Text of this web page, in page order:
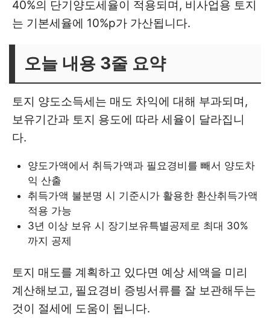
40%의 단기양도세율이 적용되며, 비사업용 토지
는 기본세율에 10%p가 가산됩니다.
오늘 내용 3줄 요약
토지 양도소득세는 매도 차익에 대해 부과되며,
보유기간과 토지 용도에 따라 세율이 달라집니
다.
양도가액에서 취득가액과 필요경비를 빼서 양도차
익 산출
취득가액 불분명 시 기준시가 활용한 환산취득가액
적용 가능
3년 이상 보유 시 장기보유특별공제로 최대 30%
까지 공제
토지 매도를 계획하고 있다면 예상 세액을 미리
계산해보고, 필요경비 증빙서류를 잘 보관해두는
것이 절세에 도움이 됩니다.